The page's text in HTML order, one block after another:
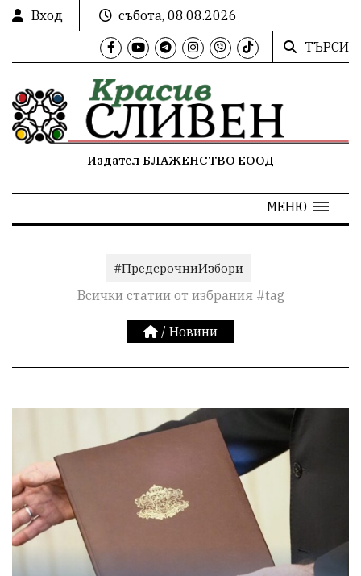
Вход
събота, 08.08.2026
ТЪРСИ
Издател БЛАЖЕНСТВО ЕООД
МЕНЮ
#ПредсрочниИзбори
Всички статии от избрания #tag
/ Новини